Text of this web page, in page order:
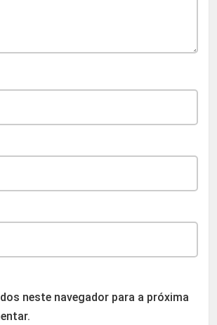
neste navegador para a próxima